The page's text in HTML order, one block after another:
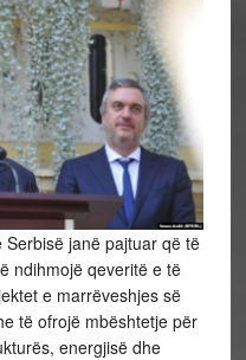
janë pajtuar që të
ndihmojë qeveritë e të
e marrëveshjes së
të ofrojë mbështetje për
energjisë dhe